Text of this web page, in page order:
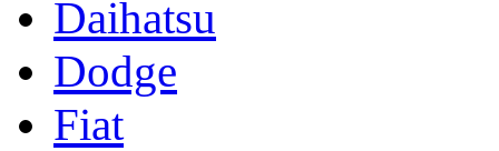
Daihatsu
Dodge
Fiat